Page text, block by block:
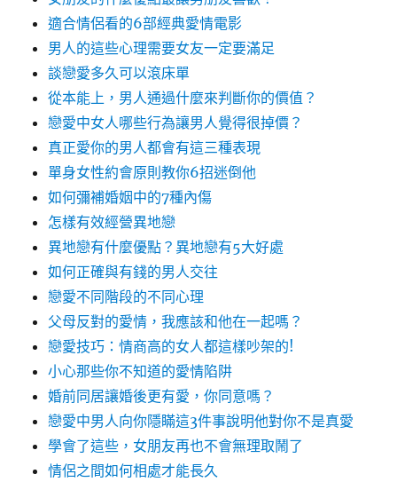
適合情侶看的6部經典愛情電影
男人的這些心理需要女友一定要滿足
談戀愛多久可以滾床單
從本能上，男人通過什麼來判斷你的價值？
戀愛中女人哪些行為讓男人覺得很掉價？
真正愛你的男人都會有這三種表現
單身女性約會原則教你6招迷倒他
如何彌補婚姻中的7種內傷
怎樣有效經營異地戀
異地戀有什麼優點？異地戀有5大好處
如何正確與有錢的男人交往
戀愛不同階段的不同心理
父母反對的愛情，我應該和他在一起嗎？
戀愛技巧：情商高的女人都這樣吵架的!
小心那些你不知道的愛情陷阱
婚前同居讓婚後更有愛，你同意嗎？
戀愛中男人向你隱瞞這3件事說明他對你不是真愛
學會了這些，女朋友再也不會無理取鬧了
情侶之間如何相處才能長久